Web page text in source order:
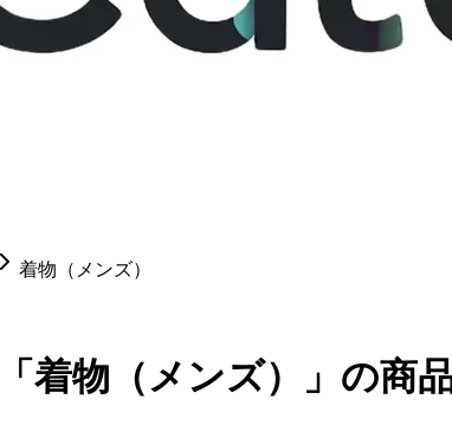
着物（メンズ）
着物（メンズ）」 の商